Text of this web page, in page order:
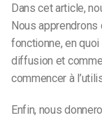
Dans cet article,
Nous apprendrons
fonctionne, en
diffusion et
commencer à
Enfin, nous